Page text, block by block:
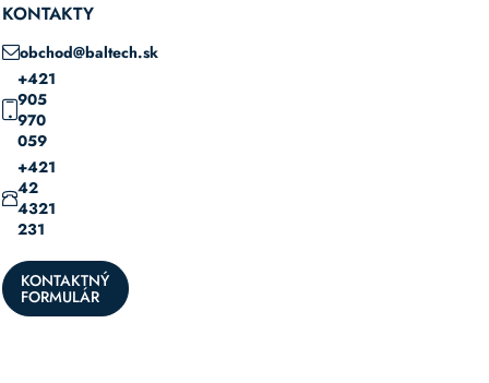
KONTAKTY
obchod@baltech.sk
+421
905
970
059
+421
42
4321
231
KONTAKTNÝ
FORMULÁR